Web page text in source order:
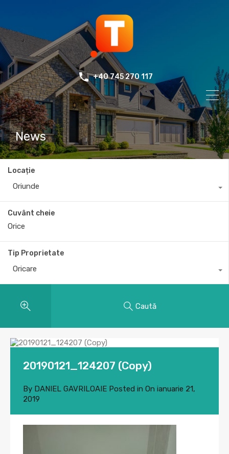
+40 745 270 117
News
Locație
Oriunde
Cuvânt cheie
Tip Proprietate
Oricare
Caută
20190121_124207 (Copy)
By DANIEL GAVRILOAIE Posted in On ianuarie 21,
2019